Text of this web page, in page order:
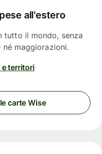
all'estero
tutto il mondo, senza
maggiorazioni.
e territori
carte Wise